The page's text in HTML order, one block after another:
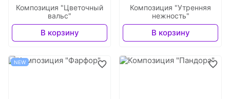
Композиция "Цветочный
вальс"
В корзину
Композиция "Утренняя
нежность"
В корзину
NEW